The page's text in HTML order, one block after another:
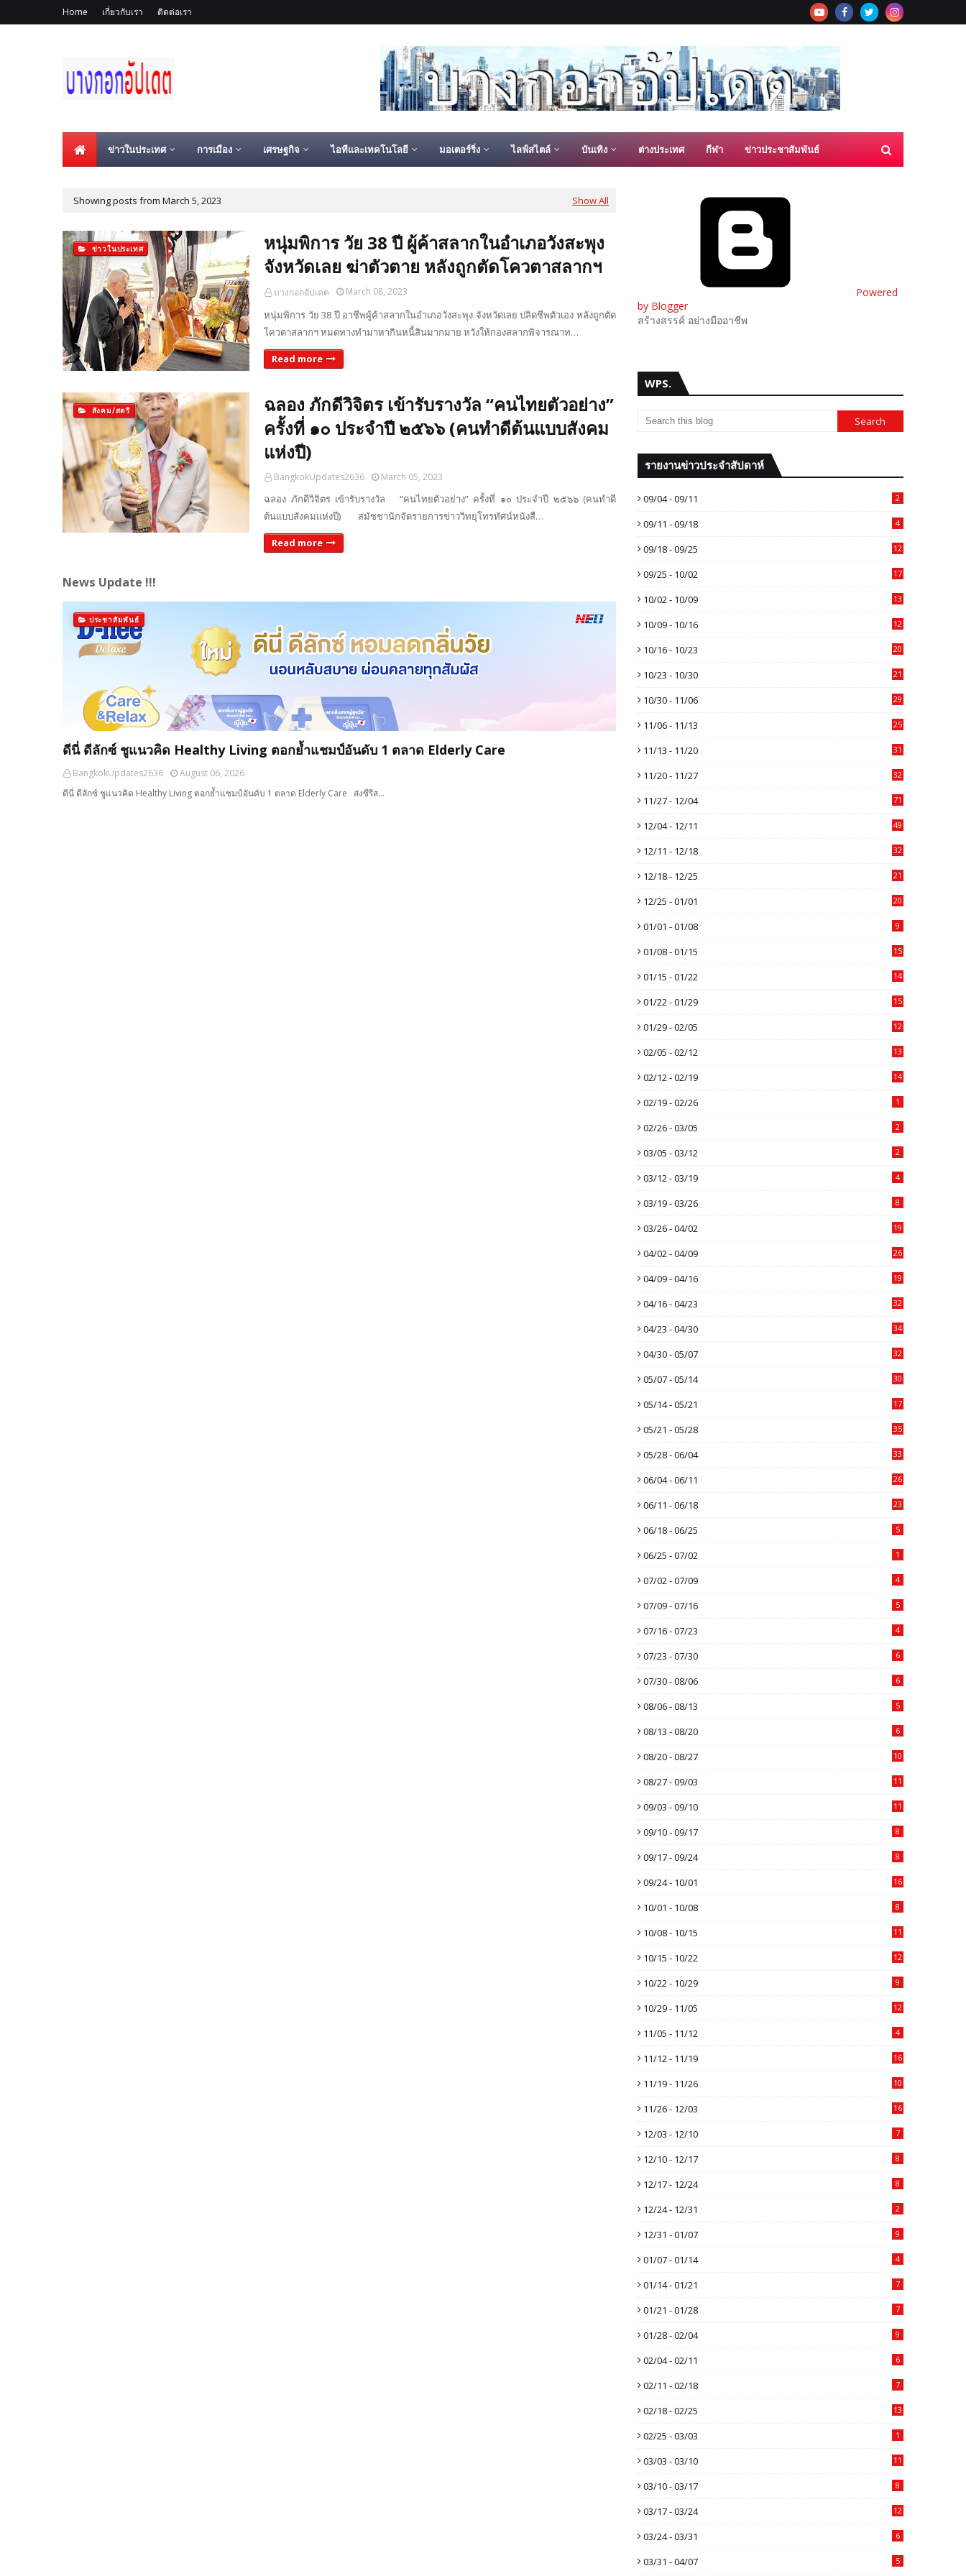
Home เกี่ยวกับเรา ติดต่อเรา
ข่าวในประเทศ การเมือง เศรษฐกิจ ไอทีและเทคโนโลยี มอเตอร์ริ่ง ไลฟ์สไตล์ บันเทิง ต่างประเทศ กีฬา ข่าวประชาสัมพันธ์
Showing posts from March 5, 2023 Show All
ข่าวในประเทศ
หนุ่มพิการ วัย 38 ปี ผู้ค้าสลากในอำเภอวังสะพุง
จังหวัดเลย ฆ่าตัวตาย หลังถูกตัดโควตาสลากฯ
บางกอกอัปเดต March 08, 2023
หนุ่มพิการ วัย 38 ปี อาชีพผู้ค้าสลากในอำเภอวังสะพุง จังหวัดเลย ปลิดชีพตัวเอง หลังถูกตัด
โควตาสลากฯ หมดทางทำมาหากินหนี้สินมากมาย หวังให้กองสลากพิจารณาท…
Read more
สังคม/สตรี
ฉลอง ภักดีวิจิตร เข้ารับรางวัล “คนไทยตัวอย่าง”
ครั้งที่ ๑๐ ประจำปี ๒๕๖๖ (คนทำดีต้นแบบสังคม
แห่งปี)
BangkokUpdates2636 March 05, 2023
ฉลอง ภักดีวิจิตร เข้ารับรางวัล “คนไทยตัวอย่าง” ครั้งที่ ๑๐ ประจำปี ๒๕๖๖ (คนทำดี
ต้นแบบสังคมแห่งปี) สมัชชานักจัดรายการข่าววิทยุโทรทัศน์หนังสื…
Read more
News Update !!!
ประชาสัมพันธ์
ดีนี่ ดีลักซ์ ชูแนวคิด Healthy Living ตอกย้ำแชมป์อันดับ 1 ตลาด Elderly Care
BangkokUpdates2636
August 06, 2026
ดีนี่ ดีลักซ์ ชูแนวคิด Healthy Living ตอกย้ำแชมป์อันดับ 1 ตลาด Elderly Care ส่งซีรีส…
Powered
by Blogger
สร้างสรรค์ อย่างมืออาชีพ
WPS.
รายงานข่าวประจำสัปดาห์
09/04 - 09/11 2
09/11 - 09/18 4
09/18 - 09/25 12
09/25 - 10/02 17
10/02 - 10/09 13
10/09 - 10/16 12
10/16 - 10/23 20
10/23 - 10/30 21
10/30 - 11/06 29
11/06 - 11/13 25
11/13 - 11/20 31
11/20 - 11/27 32
11/27 - 12/04 71
12/04 - 12/11 49
12/11 - 12/18 32
12/18 - 12/25 21
12/25 - 01/01 20
01/01 - 01/08 9
01/08 - 01/15 15
01/15 - 01/22 14
01/22 - 01/29 15
01/29 - 02/05 12
02/05 - 02/12 13
02/12 - 02/19 14
02/19 - 02/26 1
02/26 - 03/05 2
03/05 - 03/12 2
03/12 - 03/19 4
03/19 - 03/26 8
03/26 - 04/02 19
04/02 - 04/09 26
04/09 - 04/16 19
04/16 - 04/23 32
04/23 - 04/30 34
04/30 - 05/07 32
05/07 - 05/14 30
05/14 - 05/21 17
05/21 - 05/28 35
05/28 - 06/04 33
06/04 - 06/11 26
06/11 - 06/18 23
06/18 - 06/25 5
06/25 - 07/02 1
07/02 - 07/09 4
07/09 - 07/16 5
07/16 - 07/23 4
07/23 - 07/30 6
07/30 - 08/06 6
08/06 - 08/13 5
08/13 - 08/20 6
08/20 - 08/27 10
08/27 - 09/03 11
09/03 - 09/10 11
09/10 - 09/17 8
09/17 - 09/24 8
09/24 - 10/01 16
10/01 - 10/08 8
10/08 - 10/15 11
10/15 - 10/22 12
10/22 - 10/29 9
10/29 - 11/05 12
11/05 - 11/12 4
11/12 - 11/19 16
11/19 - 11/26 10
11/26 - 12/03 16
12/03 - 12/10 7
12/10 - 12/17 8
12/17 - 12/24 8
12/24 - 12/31 2
12/31 - 01/07 9
01/07 - 01/14 4
01/14 - 01/21 7
01/21 - 01/28 7
01/28 - 02/04 9
02/04 - 02/11 6
02/11 - 02/18 7
02/18 - 02/25 13
02/25 - 03/03 1
03/03 - 03/10 11
03/10 - 03/17 8
03/17 - 03/24 12
03/24 - 03/31 6
03/31 - 04/07 5